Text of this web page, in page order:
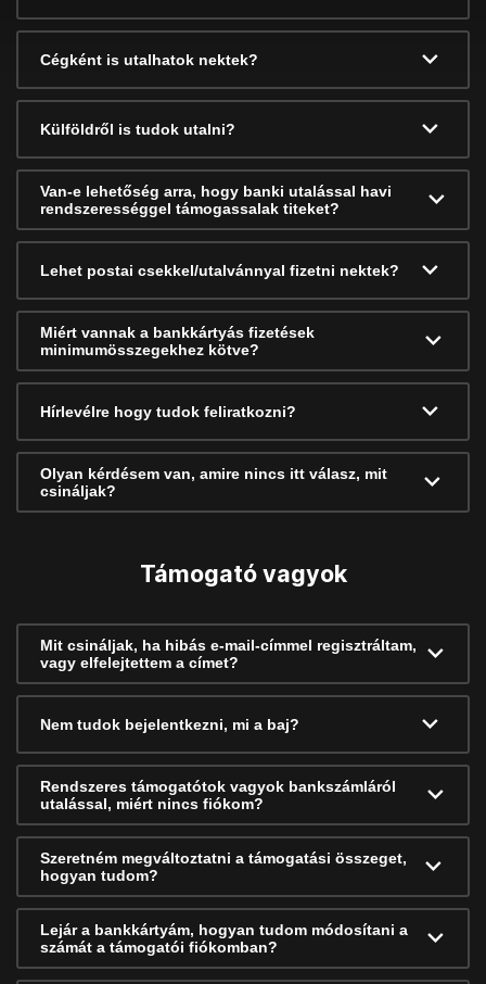
Cégként is utalhatok nektek?
Külföldről is tudok utalni?
Van-e lehetőség arra, hogy banki utalással havi
rendszerességgel támogassalak titeket?
Lehet postai csekkel/utalvánnyal fizetni nektek?
Miért vannak a bankkártyás fizetések
minimumösszegekhez kötve?
Hírlevélre hogy tudok feliratkozni?
Olyan kérdésem van, amire nincs itt válasz, mit
csináljak?
Támogató vagyok
Mit csináljak, ha hibás e-mail-címmel regisztráltam,
vagy elfelejtettem a címet?
Nem tudok bejelentkezni, mi a baj?
Rendszeres támogatótok vagyok bankszámláról
utalással, miért nincs fiókom?
Szeretném megváltoztatni a támogatási összeget,
hogyan tudom?
Lejár a bankkártyám, hogyan tudom módosítani a
számát a támogatói fiókomban?